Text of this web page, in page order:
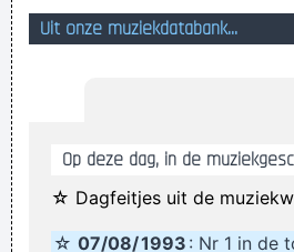
My name is
En daar zag ik dan die kerel
Uit onze muziekdatabank...
Op deze dag, in de
☆ Dagfeitjes uit de
☆ 07/08/1993 : Nr 1 in de